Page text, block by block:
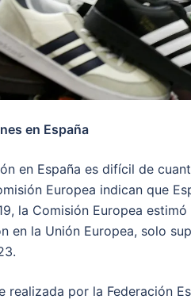
en España
en España es difícil de
Europea indican que
la Comisión Europea
en la Unión Europea, solo
realizada por la Federación